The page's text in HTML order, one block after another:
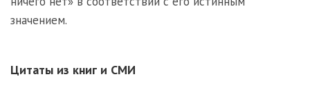
значением.
Цитаты из книг и СМИ